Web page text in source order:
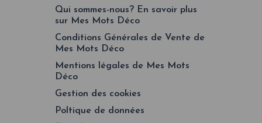
Qui sommes-nous? En savoir plus
sur Mes Mots Déco
Conditions Générales de Vente de
Mes Mots Déco
Mentions légales de Mes Mots
Déco
Gestion des cookies
Poltique de données